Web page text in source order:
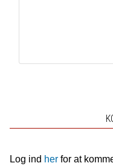
Log ind herfor at